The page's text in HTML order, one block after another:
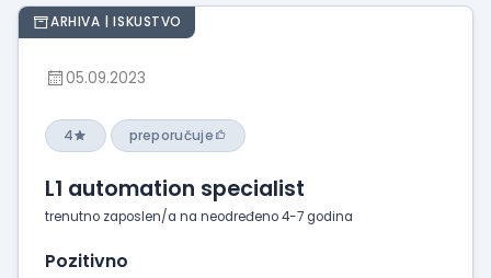
ARHIVA | ISKUSTVO
05.09.2023
4 preporučuje
L1 automation specialist
trenutno zaposlen/a na neodređeno 4-7 godina
Pozitivno